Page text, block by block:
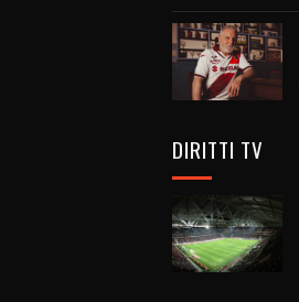
DIRITTI TV